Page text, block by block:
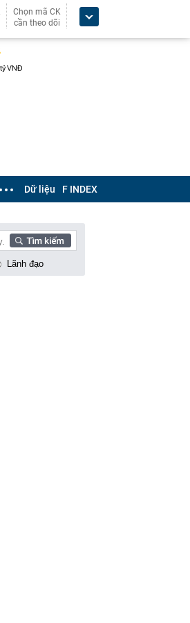
Chọn mã CK
cần theo dõi
Dữ liệu F INDEX
Lãnh đạo